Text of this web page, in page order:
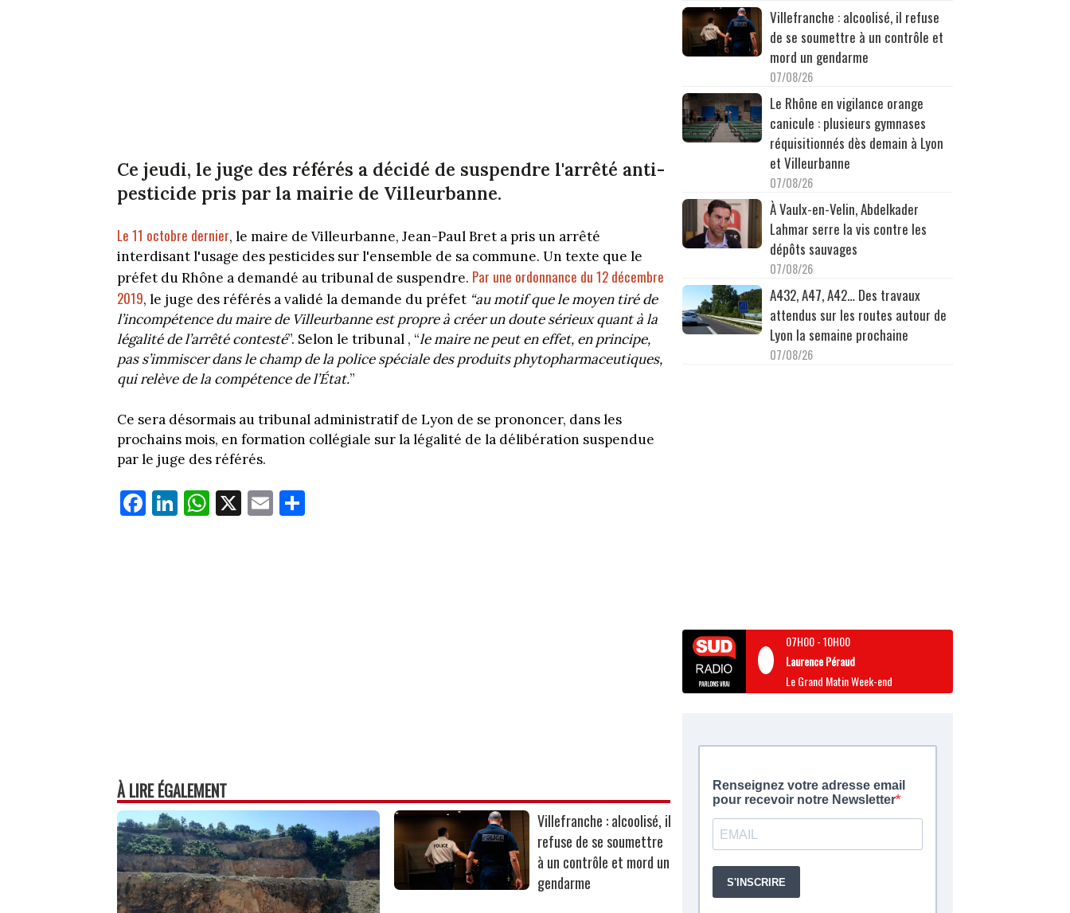
Ce jeudi, le juge des référés a décidé de suspendre l'arrêté anti-
pesticide pris par la mairie de Villeurbanne.
Le 11 octobre dernier, le maire de Villeurbanne, Jean-Paul Bret a pris un arrêté
interdisant l'usage des pesticides sur l'ensemble de sa commune. Un texte que le
préfet du Rhône a demandé au tribunal de suspendre. Par une ordonnance du 12 décembre
2019, le juge des référés a validé la demande du préfet “au motif que le moyen tiré de
l’incompétence du maire de Villeurbanne est propre à créer un doute sérieux quant à la
légalité de l’arrêté contesté”. Selon le tribunal , “le maire ne peut en effet, en principe,
pas s’immiscer dans le champ de la police spéciale des produits phytopharmaceutiques,
qui relève de la compétence de l’État.”
Ce sera désormais au tribunal administratif de Lyon de se prononcer, dans les
prochains mois, en formation collégiale sur la légalité de la délibération suspendue
par le juge des référés.
Fa
ce
Li
nk
W
ha
X E
m
À LIRE ÉGALEMENT
Villefranche : alcoolisé, il
refuse de se soumettre
à un contrôle et mord un
gendarme
Villefranche : alcoolisé, il refuse
de se soumettre à un contrôle et
mord un gendarme
07/08/26
Le Rhône en vigilance orange
canicule : plusieurs gymnases
réquisitionnés dès demain à Lyon
et Villeurbanne
07/08/26
À Vaulx-en-Velin, Abdelkader
Lahmar serre la vis contre les
dépôts sauvages
07/08/26
A432, A47, A42… Des travaux
attendus sur les routes autour de
Lyon la semaine prochaine
07/08/26
07H00-10H00
Laurence Péraud
Le Grand Matin Week-end